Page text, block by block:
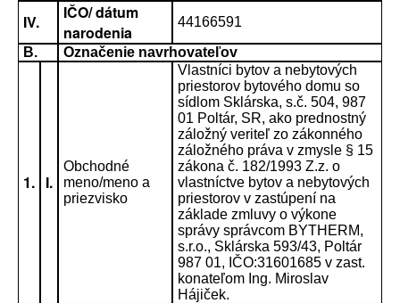
IV.
IČO/ dátum
narodenia
44166591
B.
Označenie navrhovateľov
1. I.
Obchodné
meno/meno a
priezvisko
Vlastníci bytov a nebytových
priestorov bytového domu so
sídlom Sklárska, s.č. 504, 987
01 Poltár, SR, ako prednostný
záložný veriteľ zo zákonného
záložného práva v zmysle § 15
zákona č. 182/1993 Z.z. o
vlastníctve bytov a nebytových
priestorov v zastúpení na
základe zmluvy o výkone
správy správcom BYTHERM,
s.r.o., Sklárska 593/43, Poltár
987 01, IČO:31601685 v zast.
konateľom Ing. Miroslav
Hájiček.